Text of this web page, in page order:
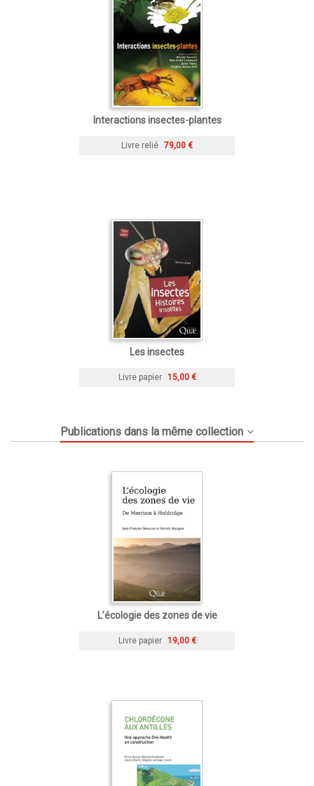
Interactions insectes-plantes
Livre relié 79,00 €
Les insectes
Livre papier 15,00 €
Publications dans la même collection
L’écologie des zones de vie
Livre papier 19,00 €